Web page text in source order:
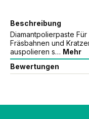
Beschreibung
Diamantpolierpaste
Fräsbahnen und
auspolieren s… Mehr
Bewertungen